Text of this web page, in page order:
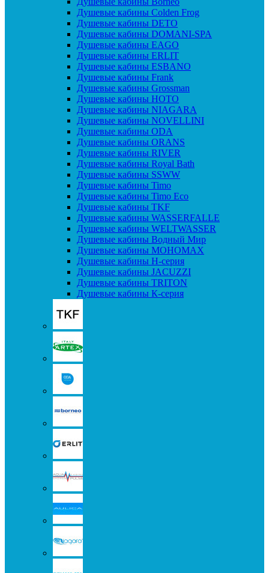
Душевые кабины Colden Frog
Душевые кабины DETO
Душевые кабины DOMANI-SPA
Душевые кабины EAGO
Душевые кабины ERLIT
Душевые кабины ESBANO
Душевые кабины Frank
Душевые кабины Grossman
Душевые кабины HOTO
Душевые кабины NIAGARA
Душевые кабины NOVELLINI
Душевые кабины ODA
Душевые кабины ORANS
Душевые кабины RIVER
Душевые кабины Royal Bath
Душевые кабины SSWW
Душевые кабины Timo
Душевые кабины Timo Eco
Душевые кабины TKF
Душевые кабины WASSERFALLE
Душевые кабины WELTWASSER
Душевые кабины Водный Мир
Душевые кабины МОНОМАХ
Душевые кабины H-серия
Душевые кабины JACUZZI
Душевые кабины TRITON
Душевые кабины К-серия